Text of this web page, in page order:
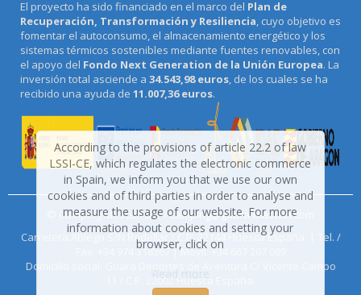
El proyecto ha sido financiado en el marco del Plan de
Recuperación, Transformación y Resiliencia, cuyo objetivo es
fomentar el autoconsumo, el almacenamiento energético y los
sistemas térmicos sostenibles mediante fuentes renovables, con
el apoyo del Fondo Next Generation de la Unión Europea. La
inversión total asciende a 34.543,98 euros, de los cuales se ha
recibido una ayuda de 11.007,36 euros.
© Camping Mascún S.L. /camping@guara-mascun.com
Carretera Abiego S/N Rodellar / C.P. 22144 Huesca España. | Tel. /
Fax: +34 974 318367 | Móvil: +34 667 207 089
Domicilio social. Guara Deportes de Aventura C/ Vicente Campo
11 / C.P. 22002 Huesca España.
According to the provisions of article 22.2 of law
LSSI-CE, which regulates the electronic commerce
in Spain, we inform you that we use our own
cookies and of third parties in order to analyse and
measure the usage of our website. For more
information about cookies and setting your
browser, click on
Read more